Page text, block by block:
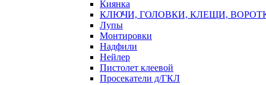
Киянка
КЛЮЧИ, ГОЛОВКИ, КЛЕЩИ,
Лупы
Монтировки
Надфили
Нейлер
Пистолет клеевой
Просекатели д/ГКЛ